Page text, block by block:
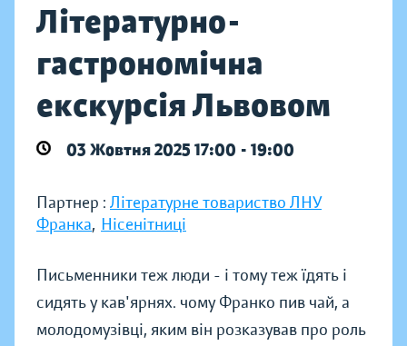
Літературно-
гастрономічна
екскурсія Львовом
03 Жовтня 2025 17:00 - 19:00
Партнер : Літературне товариство ЛНУ
Франка, Нісенітниці
Письменники теж люди - і тому теж їдять і
сидять у кав'ярнях. чому Франко пив чай, а
молодомузівці, яким він розказував про роль